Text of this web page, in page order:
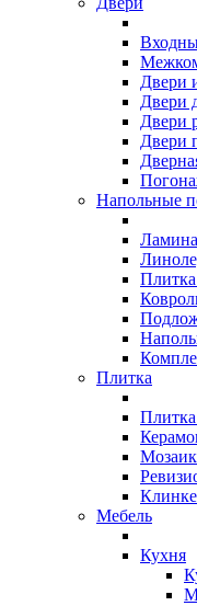
Двери
Двери
Двери
Двери
Напольные
Плитка
Плитка
Мебель
Кухня